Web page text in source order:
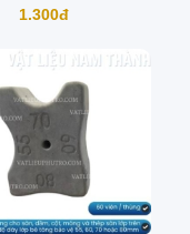
35/40/45/50
1.300đ